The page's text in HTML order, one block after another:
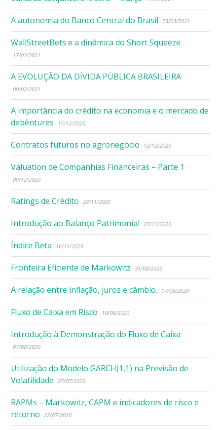
A autonomia do Banco Central do Brasil 23/03/2021
WallStreetBets e a dinâmica do Short Squeeze
17/03/2021
A EVOLUÇÃO DA DÍVIDA PÚBLICA BRASILEIRA
09/02/2021
A importância do crédito na economia e o mercado de
debêntures
15/12/2020
Contratos futuros no agronegócio 12/12/2020
Valuation de Companhias Financeiras – Parte 1
09/12/2020
Ratings de Crédito 28/11/2020
Introdução ao Balanço Patrimonial 27/11/2020
Índice Beta 16/11/2020
Fronteira Eficiente de Markowitz 31/08/2020
A relação entre inflação, juros e câmbio. 17/08/2020
Fluxo de Caixa em Risco 10/08/2020
Introdução à Demonstração do Fluxo de Caixa
03/08/2020
Utilização do Modelo GARCH(1,1) na Previsão de
Volatilidade
27/07/2020
RAPMs – Markowitz, CAPM e indicadores de risco e
retorno
22/07/2020